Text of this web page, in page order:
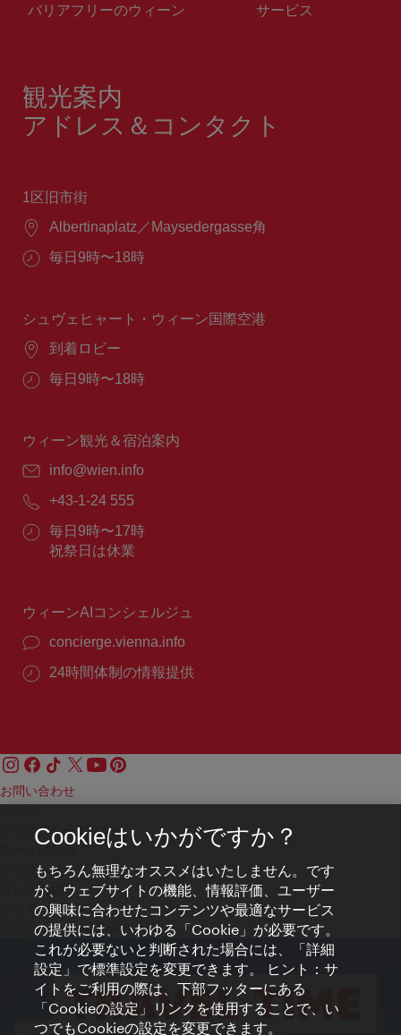
バリアフリーのウィーン サービス
観光案内
アドレス＆コンタクト
1区旧市街
場
Albertinaplatz／Maysedergasse角
営
間：
毎日9時〜18時
シュヴェヒャート・ウィーン国際空港
場
到着ロビー
営
間：
毎日9時〜18時
ウィーン観光＆宿泊案内
E
ー
ル：
info@wien.info
電
番
号：
+43-1-24 555
営
業
毎日9時〜17時
祝祭日は休業
ウィーンAIコンシェルジュ
concierge.vienna.info
24時間体制の情報提供
お問い合わせ
プライバシーポリシー
アクセシビリティ
プレス連絡先
クッキーの設定
© Copyright WienTourismus
Cookieはいかがですか？
もちろん無理なオススメはいたしません。です
が、ウェブサイトの機能、情報評価、ユーザー
の興味に合わせたコンテンツや最適なサービス
の提供には、いわゆる「Cookie」が必要です。
これが必要ないと判断された場合には、「詳細
設定」で標準設定を変更できます。 ヒント：サ
イトをご利用の際は、下部フッターにある
「Cookieの設定」リンクを使用することで、い
つでもCookieの設定を変更できます。